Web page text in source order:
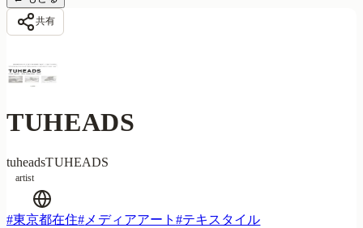
共有
TUHEADS
tuheadsTUHEADS
artist
#東京都在住# メディアアート #テキスタイル